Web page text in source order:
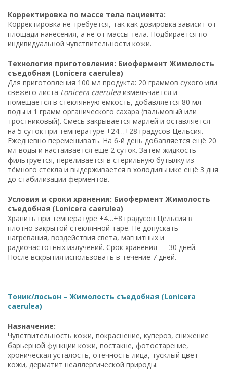
Корректировка по массе тела пациента:
Корректировка не требуется, так как дозировка зависит от
площади нанесения, а не от массы тела. Подбирается по
индивидуальной чувствительности кожи.
Технология приготовления: Биофермент Жимолость
съедобная (Lonicera caerulea)
Для приготовления 100 мл продукта: 20 граммов сухого или
свежего листа Lonicera caerulea измельчается и
помещается в стеклянную ёмкость, добавляется 80 мл
воды и 1 грамм органического сахара (пальмовый или
тростниковый). Смесь закрывается марлей и оставляется
на 5 суток при температуре +24…+28 градусов Цельсия.
Ежедневно перемешивать. На 6-й день добавляется ещё 20
мл воды и настаивается ещё 2 суток. Затем жидкость
фильтруется, переливается в стерильную бутылку из
тёмного стекла и выдерживается в холодильнике ещё 3 дня
до стабилизации ферментов.
Условия и сроки хранения: Биофермент Жимолость
съедобная (Lonicera caerulea)
Хранить при температуре +4…+8 градусов Цельсия в
плотно закрытой стеклянной таре. Не допускать
нагревания, воздействия света, магнитных и
радиочастотных излучений. Срок хранения — 30 дней.
После вскрытия использовать в течение 7 дней.
Тоник/лосьон – Жимолость съедобная (Lonicera
caerulea)
Назначение:
Чувствительность кожи, покраснение, купероз, снижение
барьерной функции кожи, постакне, фотостарение,
хроническая усталость, отёчность лица, тусклый цвет
кожи, дерматит неаллергической природы.